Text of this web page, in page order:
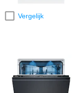
Vergelijk